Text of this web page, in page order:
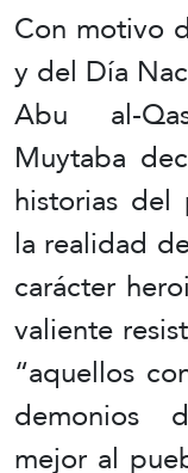
Con motivo
y del Día
Abu al-
Muytaba
historias del
la realidad
carácter
valiente
“aquellos
demonios
mejor al